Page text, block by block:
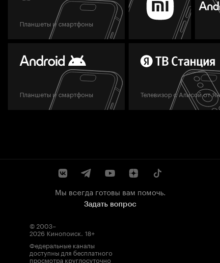
Планшеты и смартфоны
Планшеты и смартфоны Телевизор с Алисой от
Мы всегда готовы вам помочь.
Задать вопрос
© 2003–
2026 Кинопоиск. 18+
Федеральные каналы
доступны для бесплатного
просмотра круглосуточно